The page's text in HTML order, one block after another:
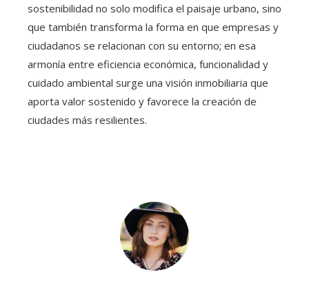
sostenibilidad no solo modifica el paisaje urbano, sino
que también transforma la forma en que empresas y
ciudadanos se relacionan con su entorno; en esa
armonía entre eficiencia económica, funcionalidad y
cuidado ambiental surge una visión inmobiliaria que
aporta valor sostenido y favorece la creación de
ciudades más resilientes.